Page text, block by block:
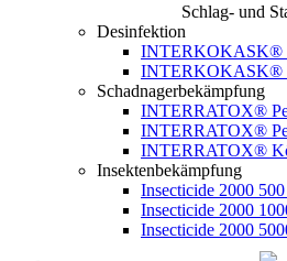
Schlag- und
Desinfektion
INTERKOKASK®
INTERKOKASK®
Schadnagerbekämpfung
INTERRATOX®
INTERRATOX®
INTERRATOX®
Insektenbekämpfung
Insecticide 2000
Insecticide 2000
Insecticide 2000